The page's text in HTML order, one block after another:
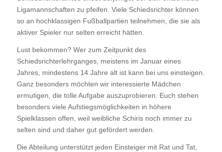
Ligamannschaften zu pfeifen. Viele Schiedsrichter können
so an hochklassigen Fußballpartien teilnehmen, die sie als
aktiver Spieler nur selten erreicht hätten.
Lust bekommen? Wer zum Zeitpunkt des
Schiedsrichterlehrganges, meistens im Januar eines
Jahres, mindestens 14 Jahre alt ist kann bei uns einsteigen.
Ganz besonders möchten wir interessierte Mädchen
ermutigen, die tolle Aufgabe auszuprobieren. Euch stehen
besonders viele Aufstiegsmöglichkeiten in höhere
Spielklassen offen, weil weibliche Schiris noch immer zu
selten sind und daher gut gefördert werden.
Die Abteilung unterstützt jeden Einsteiger mit Rat und Tat,